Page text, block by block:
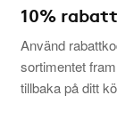
10%
Använd
sortimentet
tillbaka på ditt